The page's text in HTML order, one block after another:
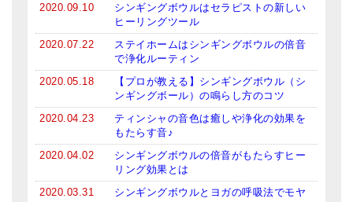
2020.09.10
シンギングボウルはセラピストの新しい
ヒーリングツール
2020.07.22
ステイホームはシンギングボウルの倍音
で浄化ルーティン
2020.05.18
【プロが教える】シンギングボウル（シ
ンギングボール）の鳴らし方のコツ
2020.04.23
ティンシャの音色は癒しや浄化の効果を
もたらす音♪
2020.04.02
シンギングボウルの倍音がもたらすヒー
リング効果とは
2020.03.31
シンギングボウルとヨガの呼吸法でモヤ